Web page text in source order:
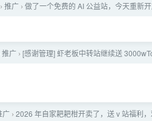
› 推广 › 做了一个免费的 AI 公益站，今天重新
推广 › [感谢管理] 虾老板中转站继续送
广 › 2026 年自家耙耙柑开卖了，送 v 站福利